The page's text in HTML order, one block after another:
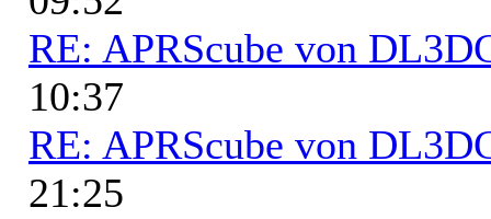
RE: APRScube von
10:37
RE: APRScube von
21:25